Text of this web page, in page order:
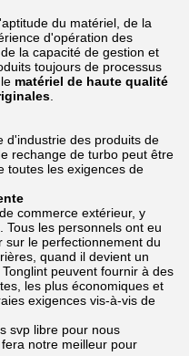
du matériel, de la
d'opération des
la capacité de gestion et
toujours de processus
matériel de haute qualité
d'industrie des produits de
rechange de turbo peut être
toutes les exigences de
commerce extérieur, y
Tous les personnels ont eu
sur le perfectionnement du
quand il devient un
peuvent fournir à des
les plus économiques et
exigences vis-à-vis de
svp libre pour nous
notre meilleur pour